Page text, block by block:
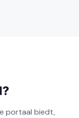
portaal biedt,